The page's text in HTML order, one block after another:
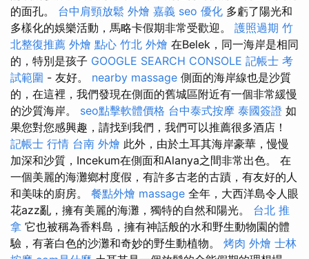
的面孔。 台中肩頸放鬆 外燴 嘉義 seo 優化 多虧了陽光和
多樣化的娛樂活動，馬略卡假期非常受歡迎。 護照過期 竹
北整復推薦 外燴 點心 竹北 外燴 在Belek，同一海岸是相同
的，特別是孩子 GOOGLE SEARCH CONSOLE 記帳士 考
試範圍 - 友好。 nearby massage 側面的海岸線也是沙質
的，在這裡，我們發現在側面的舊城區附近有一個非常緩慢
的沙質海岸。 seo點擊軟體價格 台中泰式按摩 泰國簽證 如
果您對您感興趣，請找到我們，我們可以推薦很多酒店！
記帳士 行情 台南 外燴 此外，由於土耳其海岸豪華，慢慢
加深和沙質，Incekum在側面和Alanya之間非常出色。 在
一個美麗的海灘鄉村度假，有許多古老的古蹟，有友好的人
和美味的廚房。 餐點外燴 massage 全年，大西洋島令人眼
花azz亂，擁有美麗的海灘，獨特的自然和陽光。 台北 推
拿 它也被稱為香料島，擁有神話般的水和野生動物園的體
驗，有著白色的沙灘和奇妙的野生動植物。 烤肉 外燴 士林